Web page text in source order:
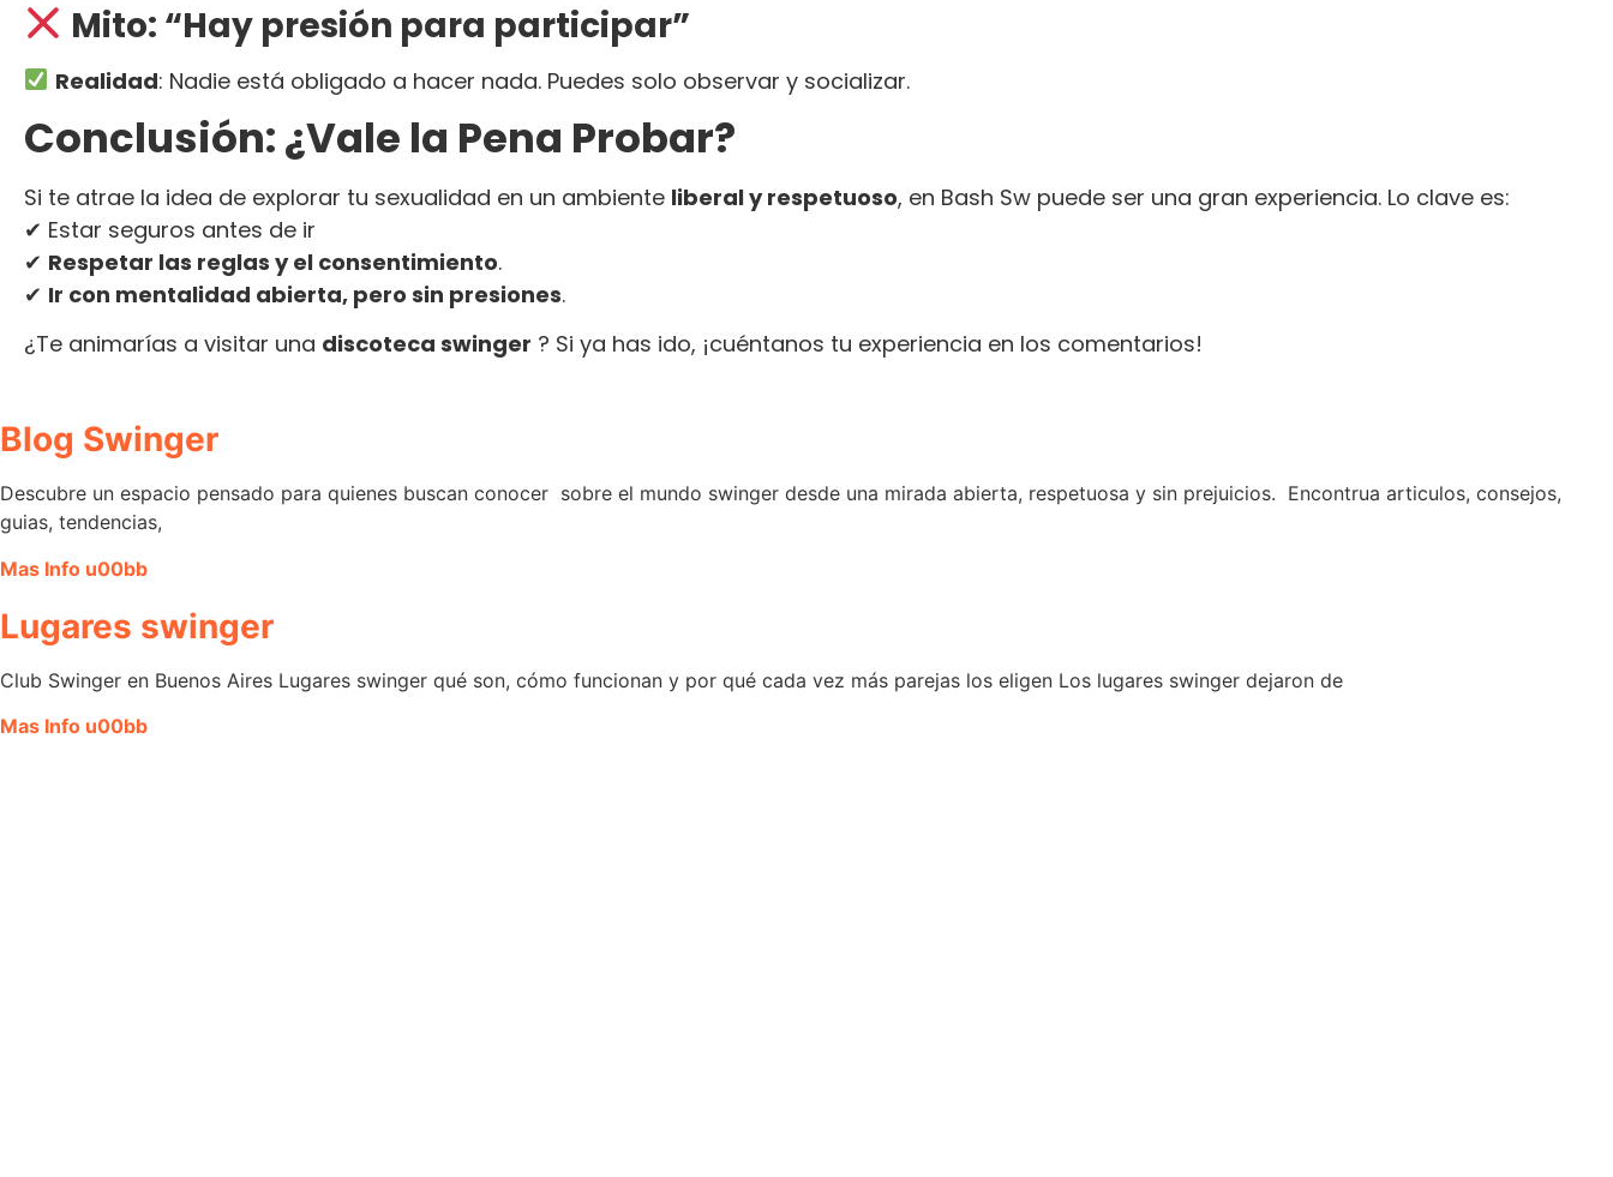
Mito: “Hay presión para participar”
Realidad: Nadie está obligado a hacer nada. Puedes solo observar y socializar.
Conclusión: ¿Vale la Pena Probar?
Si te atrae la idea de explorar tu sexualidad en un ambiente liberal y respetuoso, en Bash Sw puede ser una gran experiencia. Lo clave es:
✔ Estar seguros antes de ir
✔ Respetar las reglas y el consentimiento.
✔ Ir con mentalidad abierta, pero sin presiones.
¿Te animarías a visitar una discoteca swinger ? Si ya has ido, ¡cuéntanos tu experiencia en los comentarios!
Blog Swinger
Descubre un espacio pensado para quienes buscan conocer sobre el mundo swinger desde una mirada abierta, respetuosa y sin prejuicios. Encontrua articulos, consejos,
guias, tendencias,
Mas Info u00bb
Lugares swinger
Club Swinger en Buenos Aires Lugares swinger qué son, cómo funcionan y por qué cada vez más parejas los eligen Los lugares swinger dejaron de
Mas Info u00bb